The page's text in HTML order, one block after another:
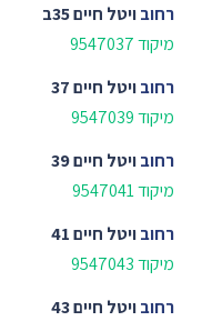
רחובויטל חיים 35ב
מיקוד 9547037
רחובויטל חיים 37
מיקוד 9547039
רחובויטל חיים 39
מיקוד 9547041
רחובויטל חיים 41
מיקוד 9547043
רחובויטל חיים 43